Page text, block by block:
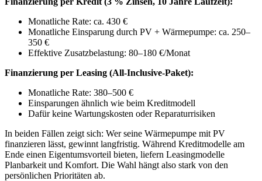
Monatliche Rate: ca. 430 €
Monatliche Einsparung durch PV + Wärmepumpe: ca. 250–
350 €
Effektive Zusatzbelastung: 80–180 €/Monat
Finanzierung per Leasing (All-Inclusive-Paket):
Monatliche Rate: 380–500 €
Einsparungen ähnlich wie beim Kreditmodell
Dafür keine Wartungskosten oder Reparaturrisiken
In beiden Fällen zeigt sich: Wer seine Wärmepumpe mit PV
finanzieren lässt, gewinnt langfristig. Während Kreditmodelle am
Ende einen Eigentumsvorteil bieten, liefern Leasingmodelle
Planbarkeit und Komfort. Die Wahl hängt also stark von den
persönlichen Prioritäten ab.